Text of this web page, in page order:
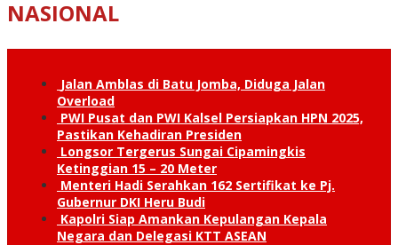
NASIONAL
Jalan Amblas di Batu Jomba, Diduga Jalan
Overload
PWI Pusat dan PWI Kalsel Persiapkan HPN 2025,
Pastikan Kehadiran Presiden
Longsor Tergerus Sungai Cipamingkis
Ketinggian 15 – 20 Meter
Menteri Hadi Serahkan 162 Sertifikat ke Pj.
Gubernur DKI Heru Budi
Kapolri Siap Amankan Kepulangan Kepala
Negara dan Delegasi KTT ASEAN